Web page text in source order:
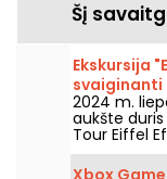
Šį
Ekskursija
svaiginanti
2024 m.
aukšte
Tour Eiffel
komandinis